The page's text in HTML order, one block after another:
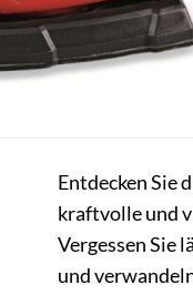
Entdecken Sie
kraftvolle und
Vergessen Sie
und